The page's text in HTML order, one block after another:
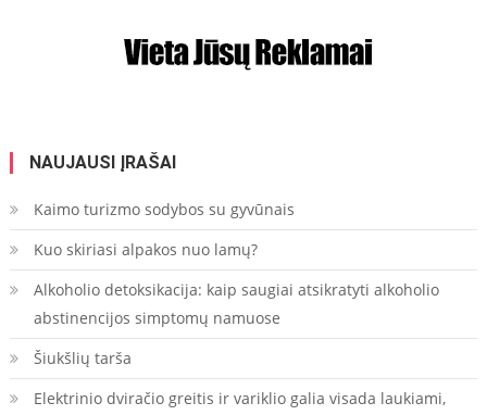
NAUJAUSI ĮRAŠAI
Kaimo turizmo sodybos su gyvūnais
Kuo skiriasi alpakos nuo lamų?
Alkoholio detoksikacija: kaip saugiai atsikratyti alkoholio
abstinencijos simptomų namuose
Šiukšlių tarša
Elektrinio dviračio greitis ir variklio galia visada laukiami,